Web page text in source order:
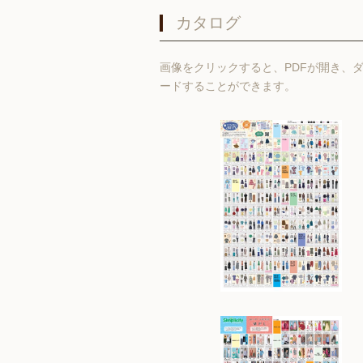
カタログ
画像をクリックすると、PDFが開き、
ードすることができます。